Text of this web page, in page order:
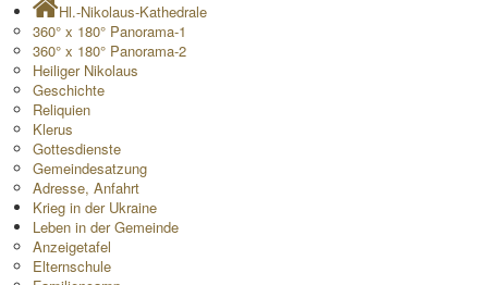
Hl.-Nikolaus-Kathedrale
360° x 180° Panorama-1
360° x 180° Panorama-2
Heiliger Nikolaus
Geschichte
Reliquien
Klerus
Gottesdienste
Gemeindesatzung
Adresse, Anfahrt
Krieg in der Ukraine
Leben in der Gemeinde
Anzeigetafel
Elternschule